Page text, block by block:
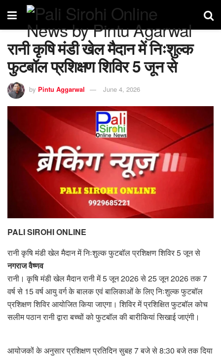
रानी कृषि मंडी खेल मैदान में निःशुल्क
फुटबॉल प्रशिक्षण शिविर 5 जून से
by Pintu Aggarwal June 4, 2026
PALI SIROHI ONLINE
रानी कृषि मंडी खेल मैदान में निःशुल्क फुटबॉल प्रशिक्षण शिविर 5 जून से
नगराज वैष्णव
रानी। कृषि मंडी खेल मैदान रानी में 5 जून 2026 से 25 जून 2026 तक 7
वर्ष से 15 वर्ष आयु वर्ग के बालक एवं बालिकाओं के लिए निःशुल्क फुटबॉल
प्रशिक्षण शिविर आयोजित किया जाएगा। शिविर में प्रशिक्षित फुटबॉल कोच
सलीम पठान रानी द्वारा बच्चों को फुटबॉल की बारीकियां सिखाई जाएंगी।
आयोजकों के अनुसार प्रशिक्षण प्रतिदिन सुबह 7 बजे से 8:30 बजे तक दिया